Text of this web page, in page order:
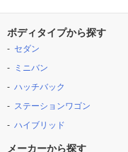
ボディタイプから探す
セダン
ミニバン
ハッチバック
ステーションワゴン
ハイブリッド
メーカーから探す